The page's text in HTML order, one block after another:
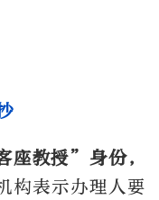
座教授”身份，
构表示办理人要